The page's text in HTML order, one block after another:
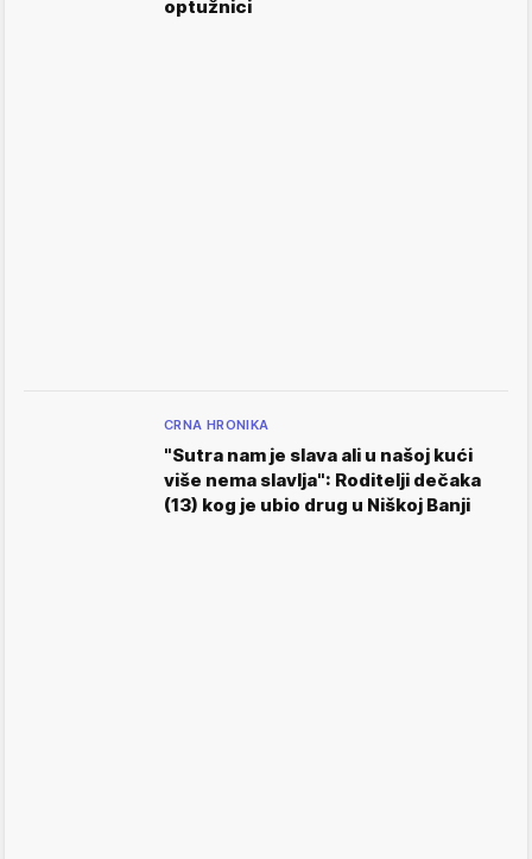
optužnici
CRNA HRONIKA
"Sutra nam je slava ali u našoj kući
više nema slavlja": Roditelji dečaka
(13) kog je ubio drug u Niškoj Banji